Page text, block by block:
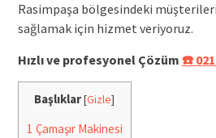
Rasimpaşa bölgesindeki
sağlamak için hizmet veriyoruz.
Hızlı ve profesyonel Çözüm ☎️
Başlıklar[Gizle]
1 Çamaşır Makinesi